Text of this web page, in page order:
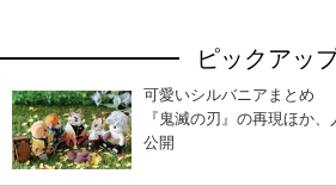
ピックアッ
可愛いシルバニアまとめ
『鬼滅の刃』の再現ほか
公開